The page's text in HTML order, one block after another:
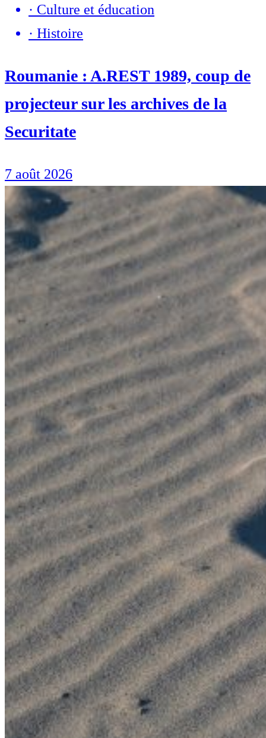
· Culture et éducation
· Histoire
Roumanie : A.REST 1989, coup de
projecteur sur les archives de la
Securitate
7 août 2026